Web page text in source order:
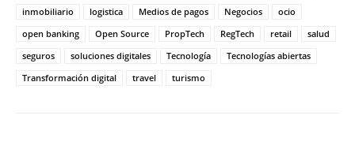
inmobiliario
logistica Medios de pagos Negocios
ocio
open banking
Open Source PropTech RegTech retail
salud
seguros
soluciones digitales Tecnología
Tecnologías abiertas
Transformación digital
travel turismo